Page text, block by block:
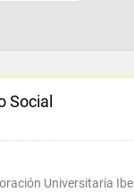
Social
Universitaria